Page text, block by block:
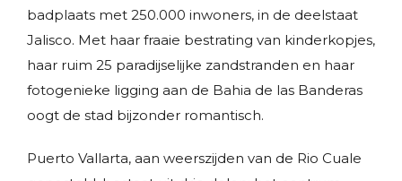
badplaats met 250.000 inwoners, in de deelstaat
Jalisco. Met haar fraaie bestrating van kinderkopjes,
haar ruim 25 paradijselijke zandstranden en haar
fotogenieke ligging aan de Bahia de las Banderas
oogt de stad bijzonder romantisch.
Puerto Vallarta, aan weerszijden van de Rio Cuale